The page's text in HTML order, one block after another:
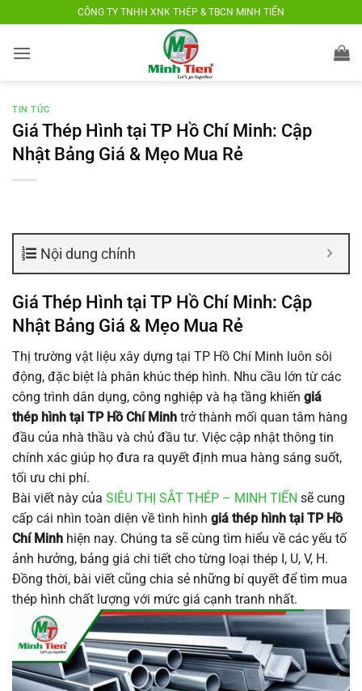
nội
CÔNG TY TNHH XNK THÉP & TBCN MINH TIẾN
TIN TỨC
Giá Thép Hình tại TP Hồ Chí Minh: Cập
Nhật Bảng Giá & Mẹo Mua Rẻ
Nội dung chính
Giá Thép Hình tại TP Hồ Chí Minh: Cập
Nhật Bảng Giá & Mẹo Mua Rẻ
Thị trường vật liệu xây dựng tại TP Hồ Chí Minh luôn sôi
động, đặc biệt là phân khúc thép hình. Nhu cầu lớn từ các
công trình dân dụng, công nghiệp và hạ tầng khiến giá
thép hình tại TP Hồ Chí Minh trở thành mối quan tâm hàng
đầu của nhà thầu và chủ đầu tư. Việc cập nhật thông tin
chính xác giúp họ đưa ra quyết định mua hàng sáng suốt,
tối ưu chi phí.
Bài viết này của SIÊU THỊ SẮT THÉP – MINH TIẾN sẽ cung
cấp cái nhìn toàn diện về tình hình giá thép hình tại TP Hồ
Chí Minh hiện nay. Chúng ta sẽ cùng tìm hiểu về các yếu tố
ảnh hưởng, bảng giá chi tiết cho từng loại thép I, U, V, H.
Đồng thời, bài viết cũng chia sẻ những bí quyết để tìm mua
thép hình chất lượng với mức giá cạnh tranh nhất.